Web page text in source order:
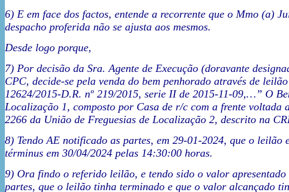
6) E em face dos factos, entende a recorrente que o Mmo (a)
despacho proferida não se ajusta aos mesmos.
Desde logo porque,
7) Por decisão da Sra. Agente de Execução (doravante
CPC, decide-se pela venda do bem penhorado através de
12624/2015-D.R. nº 219/2015, serie II de 2015-11-09,…” O
Localização 1, composto por Casa de r/c com a frente
2266 da União de Freguesias de Localização 2, descrito na
8) Tendo AE notificado as partes, em 29-01-2024, que o
términus em 30/04/2024 pelas 14:30:00 horas.
9) Ora findo o referido leilão, e tendo sido o valor
partes, que o leilão tinha terminado e que o valor alcançado